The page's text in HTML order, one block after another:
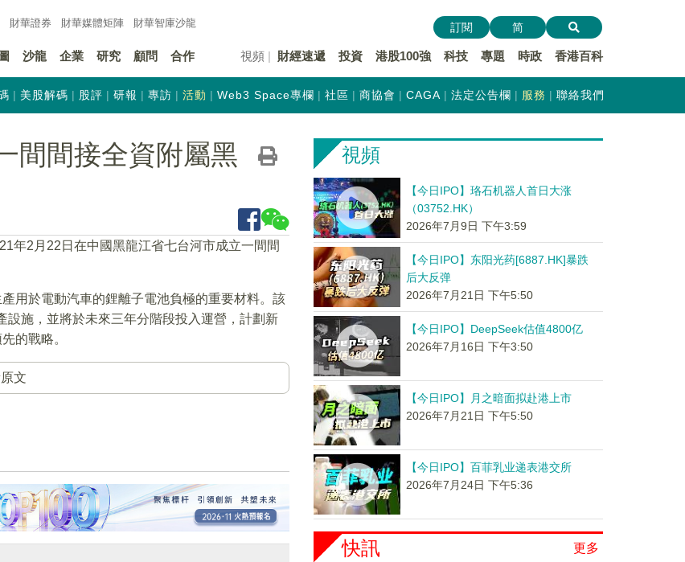
財華證券 財華媒體矩陣 財華智庫沙龍
沙龍 企業 研究 顧問 合作 視頻 財經速遞 投資 港股100強 科技 專題 時政 香港百科
訂閱 简
美股解碼 股評 研報 專訪 活動 Web3 Space專欄 社區 商協會 CAGA 法定公告欄 服務 聯絡我們
間間接全資附屬黑
年2月22日在中國黑龍江省七台河市成立一間間
用於電動汽車的鋰離子電池負極的重要材料。該
施，並將於未來三年分階段投入運營，計劃新
的戰略。
文
視頻
【今日IPO】珞石机器人首日大涨
（03752.HK）
2026年7月9日 下午3:59
【今日IPO】东阳光药[6887.HK]暴跌
后大反弹
2026年7月21日 下午5:50
【今日IPO】DeepSeek估值4800亿
2026年7月16日 下午3:50
【今日IPO】月之暗面拟赴港上市
2026年7月21日 下午5:50
【今日IPO】百菲乳业递表港交所
2026年7月24日 下午5:36
更多
快訊